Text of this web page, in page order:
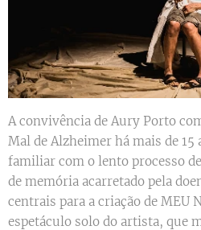
A convivência de Aury Porto
Mal de Alzheimer há mais de 15
familiar com o lento processo
de memória acarretado pela
centrais para a criação de MEU
espetáculo solo do artista, que